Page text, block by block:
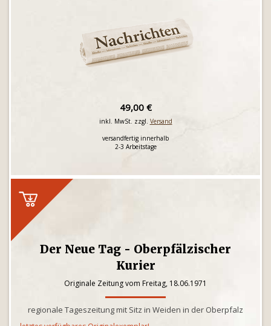
49,00 €
inkl. MwSt. zzgl. Versand
versandfertig innerhalb
2-3 Arbeitstage
Der Neue Tag - Oberpfälzischer
Kurier
Originale Zeitung vom Freitag, 18.06.1971
regionale Tageszeitung mit Sitz in Weiden in der Oberpfalz